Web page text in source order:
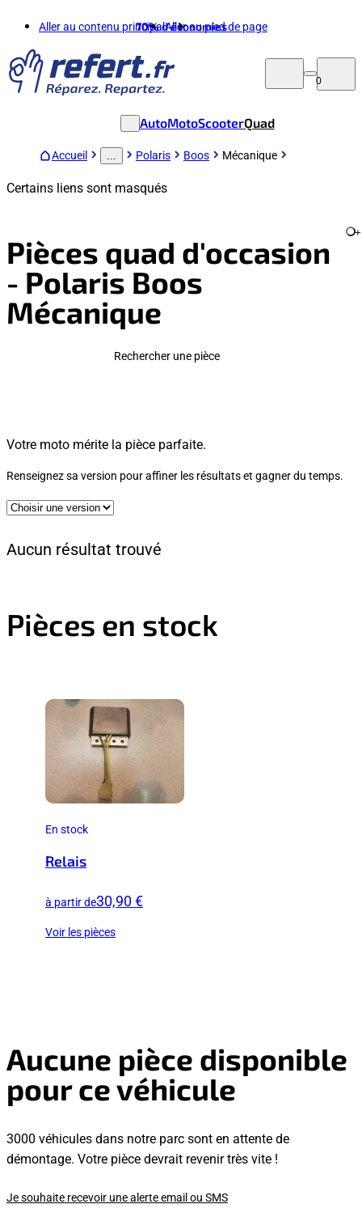
Aller au contenu principalAller au pied de page
70%d'économies
0
AutoMotoScooterQuad
Accueil Polaris Boos Mécanique
Certains liens sont masqués
Pièces quad d'occasion
- Polaris Boos
Mécanique
+
Rechercher une pièce
Votre moto mérite la pièce parfaite.
Renseignez sa version pour affiner les résultats et gagner du temps.
Aucun résultat trouvé
Pièces en stock
En stock
Relais
à partir de30,90 €
Voir les pièces
Aucune pièce disponible
pour ce véhicule
3000 véhicules dans notre parc sont en attente de
démontage. Votre pièce devrait revenir très vite !
Je souhaite recevoir une alerte email ou SMS